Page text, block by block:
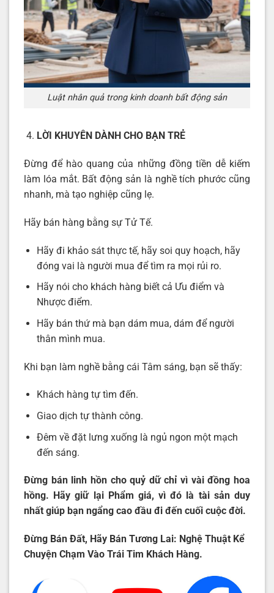
Luật nhân quả trong kinh doanh bất động sản
LỜI KHUYÊN DÀNH CHO BẠN TRẺ
Đừng để hào quang của những đồng tiền dễ kiếm
làm lóa mắt. Bất động sản là nghề tích phước cũng
nhanh, mà tạo nghiệp cũng lẹ.
Hãy bán hàng bằng sự Tử Tế.
Hãy đi khảo sát thực tế, hãy soi quy hoạch, hãy
đóng vai là người mua để tìm ra mọi rủi ro.
Hãy nói cho khách hàng biết cả Ưu điểm và
Nhược điểm.
Hãy bán thứ mà bạn dám mua, dám để người
thân mình mua.
Khi bạn làm nghề bằng cái Tâm sáng, bạn sẽ thấy:
Khách hàng tự tìm đến.
Giao dịch tự thành công.
Đêm về đặt lưng xuống là ngủ ngon một mạch
đến sáng.
Đừng bán linh hồn cho quỷ dữ chỉ vì vài đồng hoa
hồng. Hãy giữ lại Phẩm giá, vì đó là tài sản duy
nhất giúp bạn ngẩng cao đầu đi đến cuối cuộc đời.
Đừng Bán Đất, Hãy Bán Tương Lai: Nghệ Thuật Kể
Chuyện Chạm Vào Trái Tim Khách Hàng.